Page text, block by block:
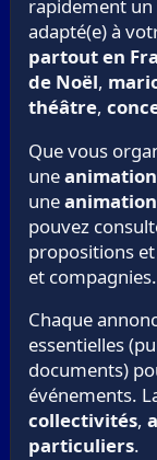
rapidement un
adapté(e) à
partout en
de Noël,
théâtre,
Que vous
une
uneanimation
pouvez
propositions et
et compagnies.
Chaque
essentielles
documents)
événements.
collectivités,
particuliers.